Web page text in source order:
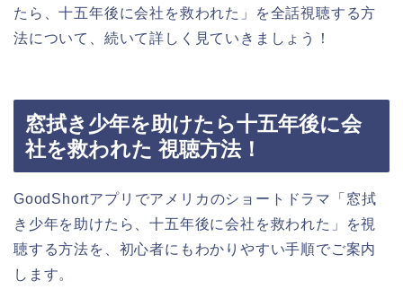
たら、十五年後に会社を救われた」を全話視聴する方
法について、続いて詳しく見ていきましょう！
窓拭き少年を助けたら十五年後に会
社を救われた 視聴方法！
GoodShortアプリでアメリカのショートドラマ「窓拭
き少年を助けたら、十五年後に会社を救われた」を視
聴する方法を、初心者にもわかりやすい手順でご案内
します。